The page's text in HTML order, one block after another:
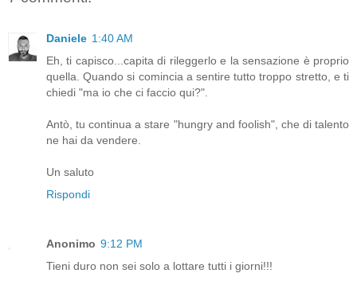
Daniele 1:40 AM
Eh, ti capisco...capita di rileggerlo e la sensazione è proprio
quella. Quando si comincia a sentire tutto troppo stretto, e ti
chiedi "ma io che ci faccio qui?".
Antò, tu continua a stare "hungry and foolish", che di talento
ne hai da vendere.
Un saluto
Rispondi
Anonimo 9:12 PM
Tieni duro non sei solo a lottare tutti i giorni!!!